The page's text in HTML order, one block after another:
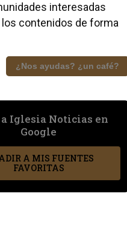
interesadas
contenidos de forma
¿Nos ayudas? ¿un café?
a Iglesia Noticias en
Google
A MIS FUENTES
FAVORITAS